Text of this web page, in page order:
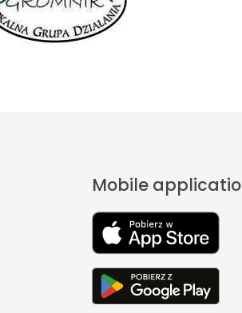
Mobile